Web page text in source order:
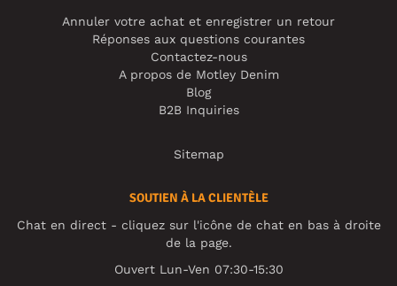
Annuler votre achat et enregistrer un retour
Réponses aux questions courantes
Contactez-nous
A propos de Motley Denim
Blog
B2B Inquiries
Sitemap
SOUTIEN À LA CLIENTÈLE
Chat en direct - cliquez sur l'icône de chat en bas à droite
de la page.
Ouvert Lun-Ven 07:30-15:30